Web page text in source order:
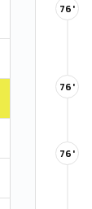
76'
76'
76'